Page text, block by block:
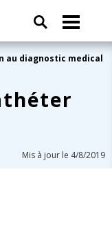
au diagnostic medical
Mis à jour le 4/8/2019